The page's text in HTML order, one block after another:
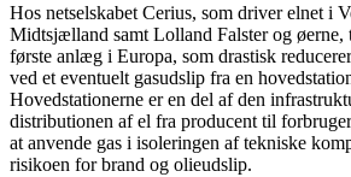
Hos netselskabet Cerius, som driver elnet i
Midtsjælland samt Lolland Falster og øerne,
første anlæg i Europa, som drastisk
ved et eventuelt gasudslip fra en
Hovedstationerne er en del af den
distributionen af el fra producent til
at anvende gas i isoleringen af tekniske
risikoen for brand og olieudslip.